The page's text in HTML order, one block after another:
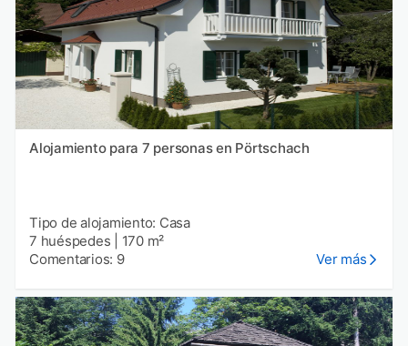
Alojamiento para 7 personas en Pörtschach
Tipo de alojamiento: Casa
7 huéspedes
170 m²
Comentarios: 9
Ver más